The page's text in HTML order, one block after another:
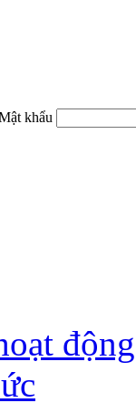
khẩu
động